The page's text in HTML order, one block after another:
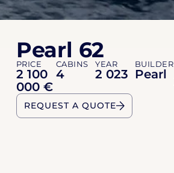
Pearl 62
PRICE
2 100
000 €
CABINS
4
YEAR
2 023
BUILDER
Pearl
REQUEST A QUOTE